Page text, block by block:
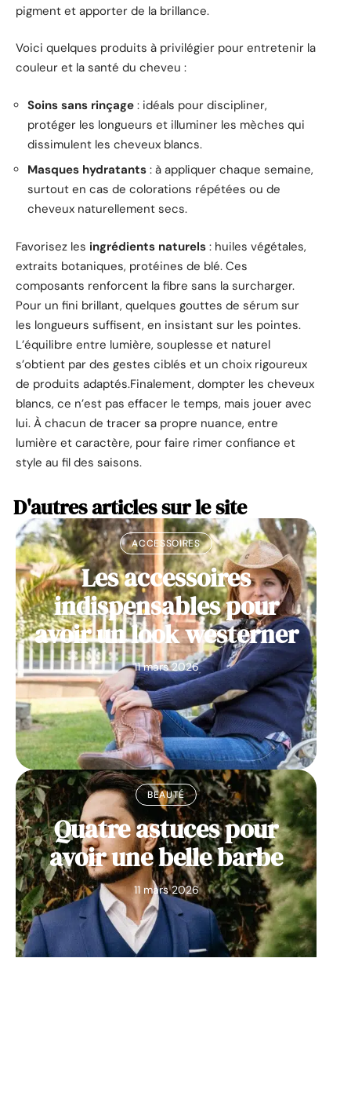
pigment et apporter de la brillance.
Voici quelques produits à privilégier pour entretenir la
couleur et la santé du cheveu :
Soins sans rinçage : idéals pour discipliner,
protéger les longueurs et illuminer les mèches qui
dissimulent les cheveux blancs.
Masques hydratants : à appliquer chaque semaine,
surtout en cas de colorations répétées ou de
cheveux naturellement secs.
Favorisez les ingrédients naturels : huiles végétales,
extraits botaniques, protéines de blé. Ces
composants renforcent la fibre sans la surcharger.
Pour un fini brillant, quelques gouttes de sérum sur
les longueurs suffisent, en insistant sur les pointes.
L’équilibre entre lumière, souplesse et naturel
s’obtient par des gestes ciblés et un choix rigoureux
de produits adaptés.Finalement, dompter les cheveux
blancs, ce n’est pas effacer le temps, mais jouer avec
lui. À chacun de tracer sa propre nuance, entre
lumière et caractère, pour faire rimer confiance et
style au fil des saisons.
D'autres articles sur le site
ACCESSOIRES
Les accessoires
indispensables pour
avoir un look westerner
11 mars 2026
BEAUTÉ
Quatre astuces pour
avoir une belle barbe
11 mars 2026